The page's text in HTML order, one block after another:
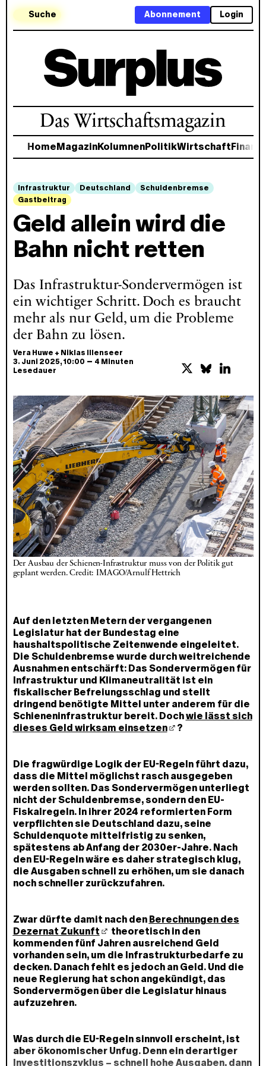
Suche Login
Abonnement
Das Wirtschaftsmagazin
Home MagazinKolumnenPolitikWirtschaft
Infrastruktur Deutschland
Schuldenbremse
Gastbeitrag
Geld allein wird die
Bahn nicht retten
Das Infrastruktur-Sondervermögen ist
ein wichtiger Schritt. Doch es braucht
mehr als nur Geld, um die Probleme
der Bahn zu lösen.
Vera Huwe + Niklas Illenseer
3. Juni 2025, 10:00 – 4 Minuten
Lesedauer
Der Ausbau der Schienen-Infrastruktur muss von der Politik gut
geplant werden. Credit: IMAGO/Arnulf Hettrich
Auf den letzten Metern der vergangenen
Legislatur hat der Bundestag eine
haushaltspolitische Zeitenwende eingeleitet.
Die Schuldenbremse wurde durch weitreichende
Ausnahmen entschärft: Das Sondervermögen für
Infrastruktur und Klimaneutralität ist ein
fiskalischer Befreiungsschlag und stellt
dringend benötigte Mittel unter anderem für die
Schieneninfrastruktur bereit. Dochwie lässt sich
dieses Geld wirksam einsetzen
?
Die fragwürdige Logik der EU-Regeln führt dazu,
dass die Mittel möglichst rasch ausgegeben
werden sollten. Das Sondervermögen unterliegt
nicht der Schuldenbremse, sondern den EU-
Fiskalregeln. In ihrer 2024 reformierten Form
verpflichten sie Deutschland dazu, seine
Schuldenquote mittelfristig zu senken,
spätestens ab Anfang der 2030er-Jahre. Nach
den EU-Regeln wäre es daher strategisch klug,
die Ausgaben schnell zu erhöhen, um sie danach
noch schneller zurückzufahren.
Zwar dürfte damit nach den Berechnungen des
Dezernat Zukunft
theoretisch in den
kommenden fünf Jahren ausreichend Geld
vorhanden sein, um die Infrastrukturbedarfe zu
decken. Danach fehlt es jedoch an Geld. Und die
neue Regierung hat schon angekündigt, das
Sondervermögen über die Legislatur hinaus
aufzuzehren.
Was durch die EU-Regeln sinnvoll erscheint, ist
aber ökonomischer Unfug. Denn ein derartiger
Investitionszyklus – schnell hohe Ausgaben, dann